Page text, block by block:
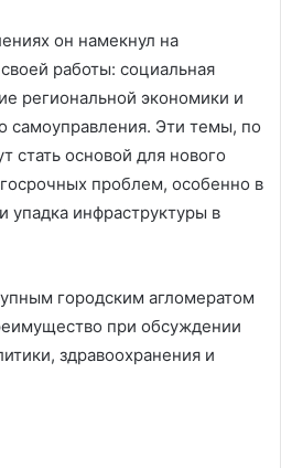
он намекнул на
работы: социальная
региональной экономики и
самоуправления. Эти темы, по
стать основой для нового
проблем, особенно в
упадка инфраструктуры в
городским агломератом
при обсуждении
здравоохранения и